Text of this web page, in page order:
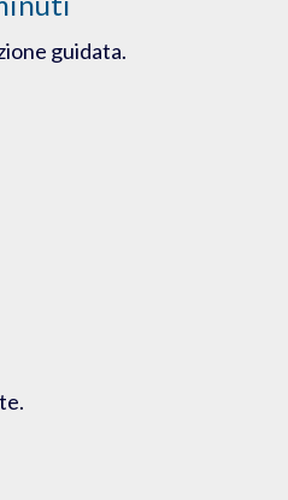
guidata.